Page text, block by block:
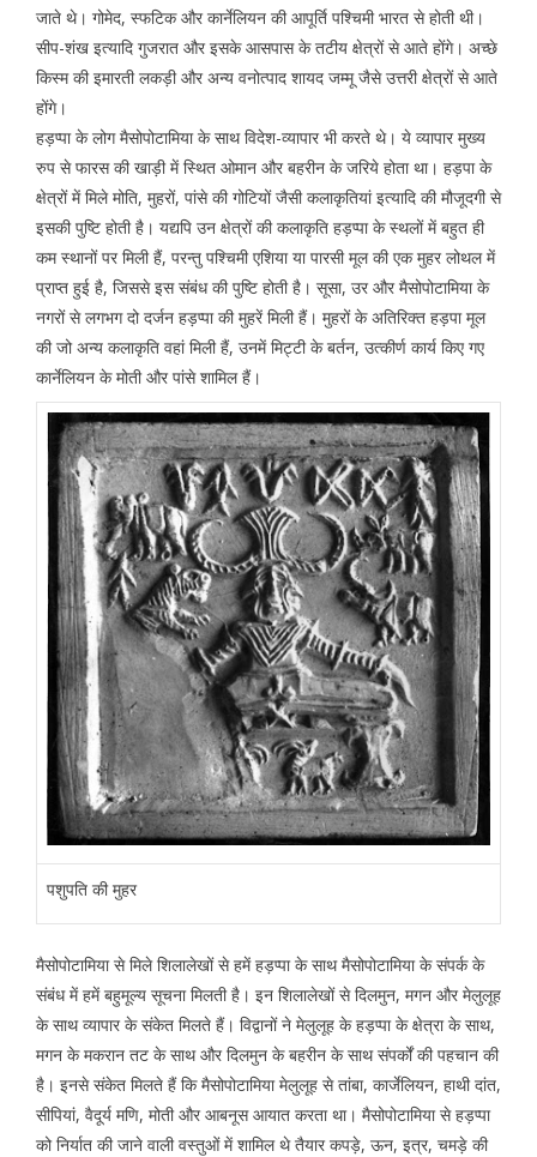
जाते थे। गोमेद, स्फटिक और कार्नेलियन की आपूर्ति पश्चिमी भारत से होती थी।
सीप-शंख इत्यादि गुजरात और इसके आसपास के तटीय क्षेत्रों से आते होंगे। अच्छे
किस्म की इमारती लकड़ी और अन्य वनोत्पाद शायद जम्मू जैसे उत्तरी क्षेत्रों से आते
होंगे।
हड़प्पा के लोग मैसोपोटामिया के साथ विदेश-व्यापार भी करते थे। ये व्यापार मुख्य
रुप से फारस की खाड़ी में स्थित ओमान और बहरीन के जरिये होता था। हड़पा के
क्षेत्रों में मिले मोति, मुहरों, पांसे की गोटियों जैसी कलाकृतियां इत्यादि की मौजूदगी से
इसकी पुष्टि होती है। यद्यपि उन क्षेत्रों की कलाकृति हड़प्पा के स्थलों में बहुत ही
कम स्थानों पर मिली हैं, परन्तु पश्चिमी एशिया या पारसी मूल की एक मुहर लोथल में
प्राप्त हुई है, जिससे इस संबंध की पुष्टि होती है। सूसा, उर और मैसोपोटामिया के
नगरों से लगभग दो दर्जन हड़प्पा की मुहरें मिली हैं। मुहरों के अतिरिक्त हड़पा मूल
की जो अन्य कलाकृति वहां मिली हैं, उनमें मिट्टी के बर्तन, उत्कीर्ण कार्य किए गए
कार्नेलियन के मोती और पांसे शामिल हैं।
पशुपति की मुहर
मैसोपोटामिया से मिले शिलालेखों से हमें हड़प्पा के साथ मैसोपोटामिया के संपर्क के
संबंध में हमें बहुमूल्य सूचना मिलती है। इन शिलालेखों से दिलमुन, मगन और मेलुलूह
के साथ व्यापार के संकेत मिलते हैं। विद्वानों ने मेलुलूह के हड़प्पा के क्षेत्रा के साथ,
मगन के मकरान तट के साथ और दिलमुन के बहरीन के साथ संपर्कों की पहचान की
है। इनसे संकेत मिलते हैं कि मैसोपोटामिया मेलुलूह से तांबा, कार्जेलियन, हाथी दांत,
सीपियां, वैदूर्य मणि, मोती और आबनूस आयात करता था। मैसोपोटामिया से हड़प्पा
को निर्यात की जाने वाली वस्तुओं में शामिल थे तैयार कपड़े, ऊन, इत्र, चमड़े की